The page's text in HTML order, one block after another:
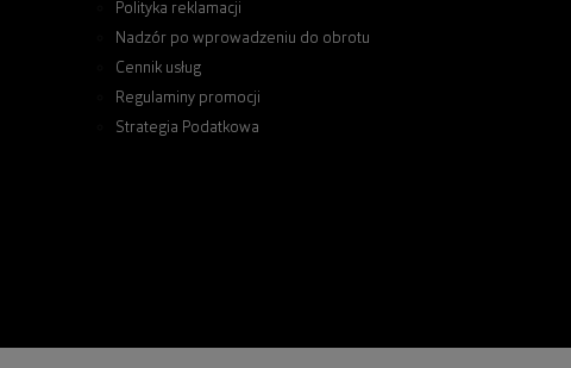
Polityka reklamacji
Nadzór po wprowadzeniu do obrotu
Cennik usług
Regulaminy promocji
Strategia Podatkowa